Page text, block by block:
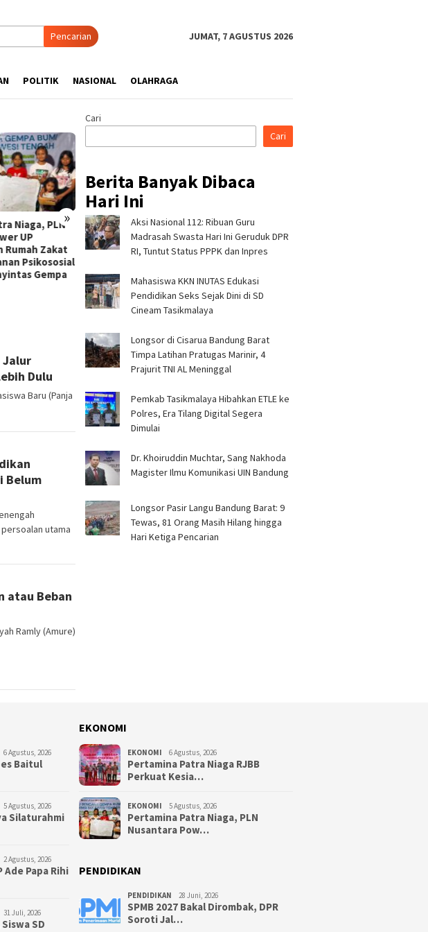
Pencarian JUMAT, 7 AGUSTUS 2026
POLITIK NASIONAL OLAHRAGA
»
Niaga, PLN
UP
Rumah Zakat
Psikososial
Gempa
Hadir di Indonesia Fashion
Week 2026, Tujuh Mitra
Binaan Pertamina Patra
Pasar dan Jejaring Bisnis
Kapolres Tasikmalaya
Silaturahmi ke Ponpes
Sukamanah dan Cipasung,
Kamtibmas
Jalur
Dulu
Baru (Panja
Belum
utama
atau Beban
Ramly (Amure)
Cari
Cari
Berita Banyak Dibaca
Hari Ini
Aksi Nasional 112: Ribuan Guru
Madrasah Swasta Hari Ini Geruduk DPR
RI, Tuntut Status PPPK dan Inpres
Mahasiswa KKN INUTAS Edukasi
Pendidikan Seks Sejak Dini di SD
Cineam Tasikmalaya
Longsor di Cisarua Bandung Barat
Timpa Latihan Pra­tugas Marinir, 4
Prajurit TNI AL Meninggal
Pemkab Tasikmalaya Hibahkan ETLE ke
Polres, Era Tilang Digital Segera
Dimulai
Dr. Khoiruddin Muchtar, Sang Nakhoda
Magister Ilmu Komunikasi UIN Bandung
Longsor Pasir Langu Bandung Barat: 9
Tewas, 81 Orang Masih Hilang hingga
Hari Ketiga Pencarian
6 Agustus, 2026
Baitul
5 Agustus, 2026
Silaturahmi
2 Agustus, 2026
Ade Papa Rihi
31 Juli, 2026
SD
EKONOMI
EKONOMI 6 Agustus, 2026
Pertamina Patra Niaga RJBB
Perkuat Kesia…
EKONOMI 5 Agustus, 2026
Pertamina Patra Niaga, PLN
Nusantara Pow…
PENDIDIKAN
PENDIDIKAN 28 Juni, 2026
SPMB 2027 Bakal Dirombak, DPR
Soroti Jal…